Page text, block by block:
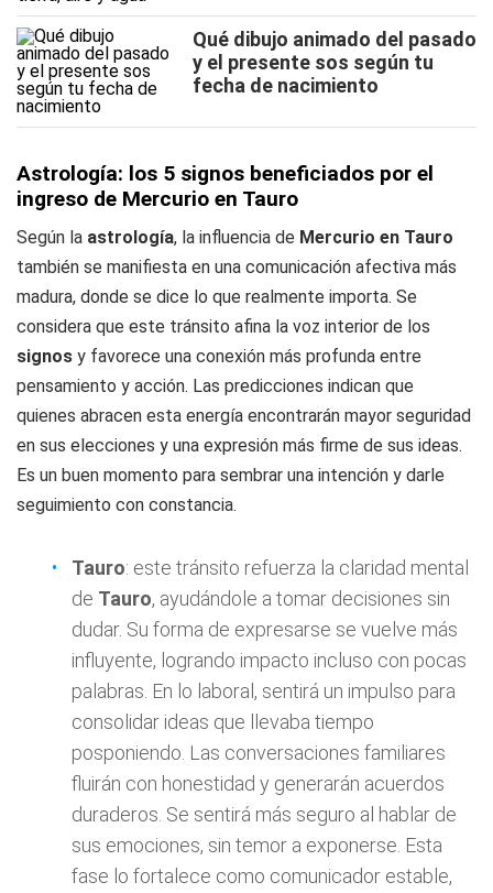
Qué dibujo animado del pasado
y el presente sos según tu
fecha de nacimiento
Astrología: los 5 signos beneficiados por el
ingreso de Mercurio en Tauro
Según la astrología, la influencia de Mercurio en Tauro
también se manifiesta en una comunicación afectiva más
madura, donde se dice lo que realmente importa. Se
considera que este tránsito afina la voz interior de los
signos y favorece una conexión más profunda entre
pensamiento y acción. Las predicciones indican que
quienes abracen esta energía encontrarán mayor seguridad
en sus elecciones y una expresión más firme de sus ideas.
Es un buen momento para sembrar una intención y darle
seguimiento con constancia.
Tauro: este tránsito refuerza la claridad mental
de Tauro, ayudándole a tomar decisiones sin
dudar. Su forma de expresarse se vuelve más
influyente, logrando impacto incluso con pocas
palabras. En lo laboral, sentirá un impulso para
consolidar ideas que llevaba tiempo
posponiendo. Las conversaciones familiares
fluirán con honestidad y generarán acuerdos
duraderos. Se sentirá más seguro al hablar de
sus emociones, sin temor a exponerse. Esta
fase lo fortalece como comunicador estable,